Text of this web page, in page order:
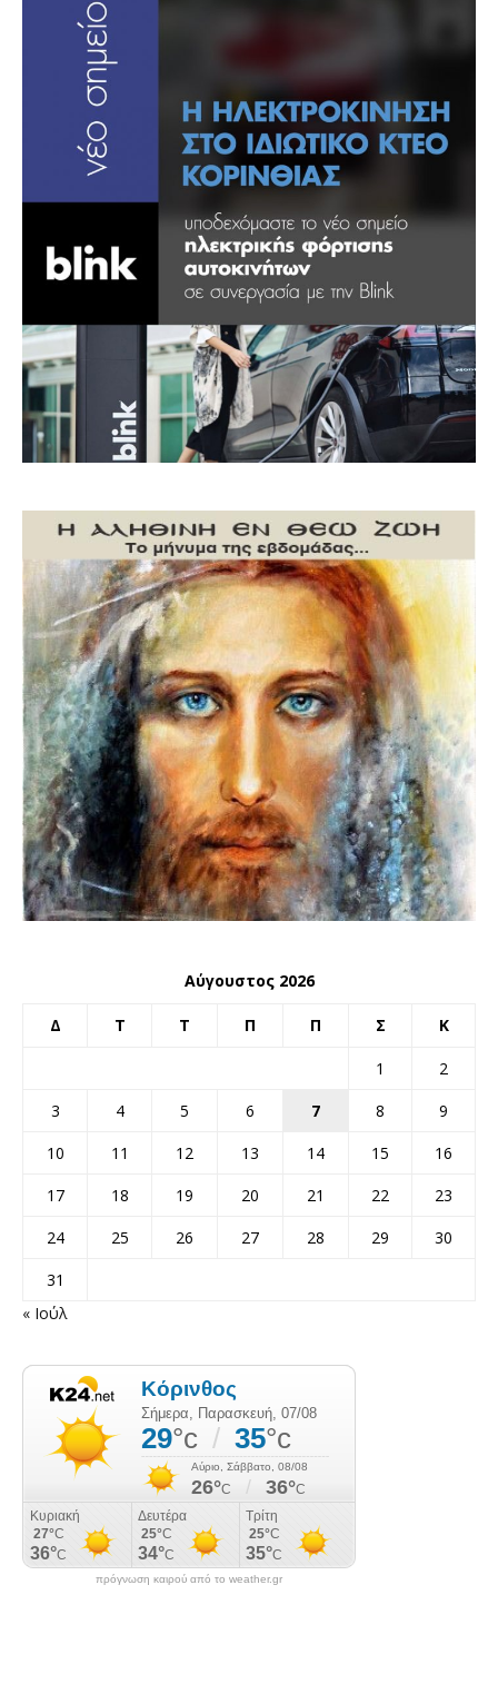
Αύγουστος 2026
Δ Τ Τ Π Π Σ Κ
1
2
3
4 5 6 7 8
9
10
11 12 13 14 15
16
17
18 19 20 21 22
23
24
25 26 27 28 29
30
31
« Ιούλ
πρόγνωση καιρού από το weather.gr